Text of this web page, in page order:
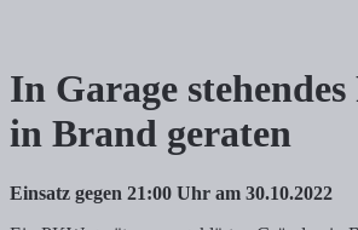
In Garage
in Brand geraten
Einsatz gegen 21:00 Uhr am 30.10.2022